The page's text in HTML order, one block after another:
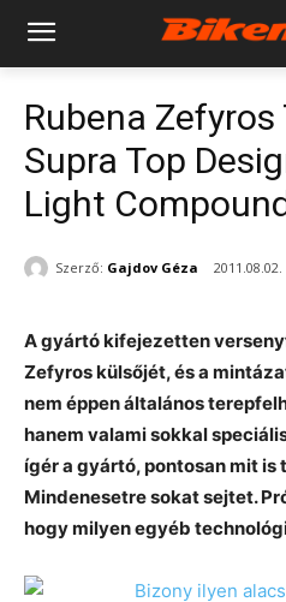
Rubena Zefyros
Supra Top
Light
Szerző: Gajdov Géza 2011.08.02.
A gyártó kifejezetten
Zefyros külsőjét, és a
nem éppen általános
hanem valami sokkal
ígér a gyártó, pontosan mit is
Mindenesetre sokat sejtet.
hogy milyen egyéb